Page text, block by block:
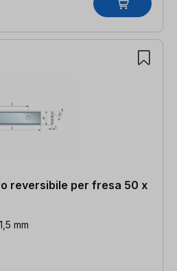
reversibile per fresa 50 x
mm